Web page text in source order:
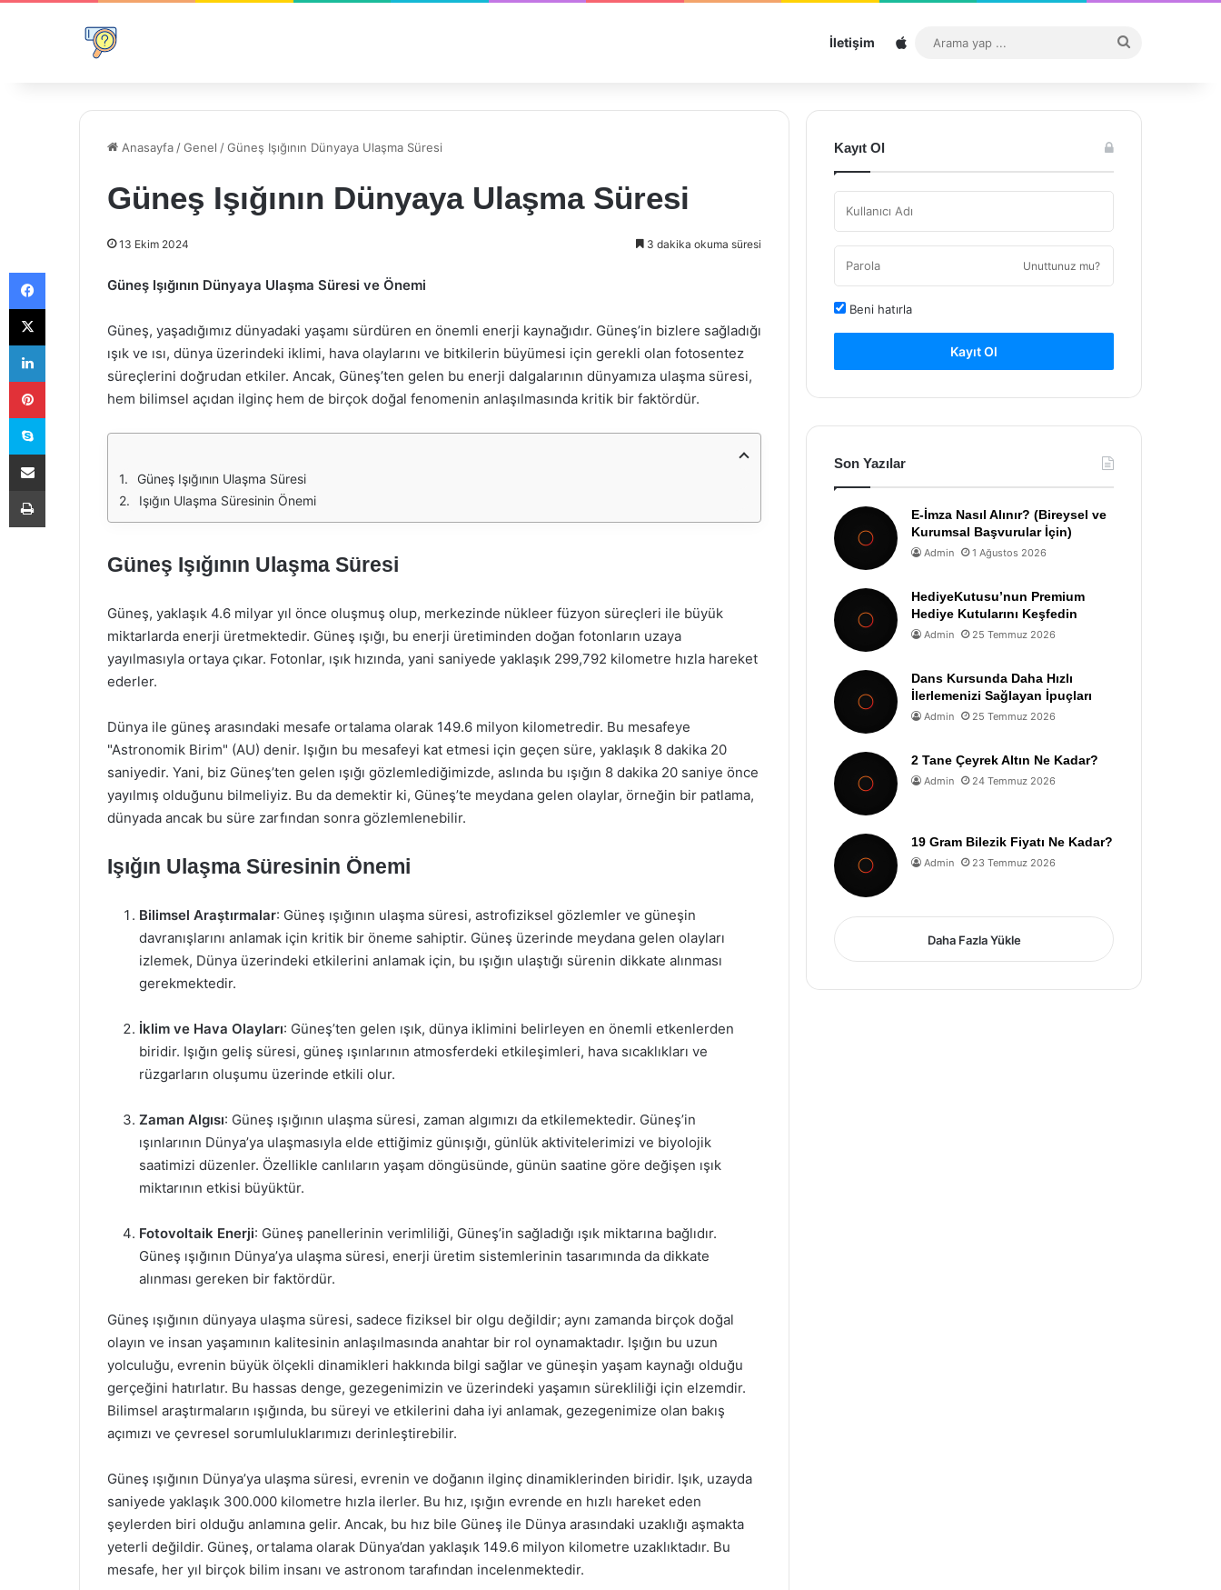
İletişim Sitemap
...
Anasayfa /Genel /Güneş Işığının Dünyaya Ulaşma Süresi
Güneş Işığının Dünyaya Ulaşma Süresi
13 Ekim 2024 3 dakika okuma süresi
Güneş Işığının Dünyaya Ulaşma Süresi ve Önemi
Güneş, yaşadığımız dünyadaki yaşamı sürdüren en önemli enerji kaynağıdır. Güneş’in bizlere sağladığı
ışık ve ısı, dünya üzerindeki iklimi, hava olaylarını ve bitkilerin büyümesi için gerekli olan fotosentez
süreçlerini doğrudan etkiler. Ancak, Güneş’ten gelen bu enerji dalgalarının dünyamıza ulaşma süresi,
hem bilimsel açıdan ilginç hem de birçok doğal fenomenin anlaşılmasında kritik bir faktördür.
Güneş Işığının Ulaşma Süresi
Işığın Ulaşma Süresinin Önemi
Güneş Işığının Ulaşma Süresi
Güneş, yaklaşık 4.6 milyar yıl önce oluşmuş olup, merkezinde nükleer füzyon süreçleri ile büyük
miktarlarda enerji üretmektedir. Güneş ışığı, bu enerji üretiminden doğan fotonların uzaya
yayılmasıyla ortaya çıkar. Fotonlar, ışık hızında, yani saniyede yaklaşık 299,792 kilometre hızla hareket
ederler.
Dünya ile güneş arasındaki mesafe ortalama olarak 149.6 milyon kilometredir. Bu mesafeye
"Astronomik Birim" (AU) denir. Işığın bu mesafeyi kat etmesi için geçen süre, yaklaşık 8 dakika 20
saniyedir. Yani, biz Güneş’ten gelen ışığı gözlemlediğimizde, aslında bu ışığın 8 dakika 20 saniye önce
yayılmış olduğunu bilmeliyiz. Bu da demektir ki, Güneş’te meydana gelen olaylar, örneğin bir patlama,
dünyada ancak bu süre zarfından sonra gözlemlenebilir.
Işığın Ulaşma Süresinin Önemi
Bilimsel Araştırmalar: Güneş ışığının ulaşma süresi, astrofiziksel gözlemler ve güneşin
davranışlarını anlamak için kritik bir öneme sahiptir. Güneş üzerinde meydana gelen olayları
izlemek, Dünya üzerindeki etkilerini anlamak için, bu ışığın ulaştığı sürenin dikkate alınması
gerekmektedir.
İklim ve Hava Olayları: Güneş’ten gelen ışık, dünya iklimini belirleyen en önemli etkenlerden
biridir. Işığın geliş süresi, güneş ışınlarının atmosferdeki etkileşimleri, hava sıcaklıkları ve
rüzgarların oluşumu üzerinde etkili olur.
Zaman Algısı: Güneş ışığının ulaşma süresi, zaman algımızı da etkilemektedir. Güneş’in
ışınlarının Dünya’ya ulaşmasıyla elde ettiğimiz günışığı, günlük aktivitelerimizi ve biyolojik
saatimizi düzenler. Özellikle canlıların yaşam döngüsünde, günün saatine göre değişen ışık
miktarının etkisi büyüktür.
Fotovoltaik Enerji: Güneş panellerinin verimliliği, Güneş’in sağladığı ışık miktarına bağlıdır.
Güneş ışığının Dünya’ya ulaşma süresi, enerji üretim sistemlerinin tasarımında da dikkate
alınması gereken bir faktördür.
Güneş ışığının dünyaya ulaşma süresi, sadece fiziksel bir olgu değildir; aynı zamanda birçok doğal
olayın ve insan yaşamının kalitesinin anlaşılmasında anahtar bir rol oynamaktadır. Işığın bu uzun
yolculuğu, evrenin büyük ölçekli dinamikleri hakkında bilgi sağlar ve güneşin yaşam kaynağı olduğu
gerçeğini hatırlatır. Bu hassas denge, gezegenimizin ve üzerindeki yaşamın sürekliliği için elzemdir.
Bilimsel araştırmaların ışığında, bu süreyi ve etkilerini daha iyi anlamak, gezegenimize olan bakış
açımızı ve çevresel sorumluluklarımızı derinleştirebilir.
Güneş ışığının Dünya’ya ulaşma süresi, evrenin ve doğanın ilginç dinamiklerinden biridir. Işık, uzayda
saniyede yaklaşık 300.000 kilometre hızla ilerler. Bu hız, ışığın evrende en hızlı hareket eden
şeylerden biri olduğu anlamına gelir. Ancak, bu hız bile Güneş ile Dünya arasındaki uzaklığı aşmakta
yeterli değildir. Güneş, ortalama olarak Dünya’dan yaklaşık 149.6 milyon kilometre uzaklıktadır. Bu
mesafe, her yıl birçok bilim insanı ve astronom tarafından incelenmektedir.
Kayıt Ol
Unuttunuz mu?
Beni hatırla
Kayıt Ol
Son Yazılar
E-İmza Nasıl Alınır? (Bireysel ve
Kurumsal Başvurular İçin)
Admin 1 Ağustos 2026
HediyeKutusu’nun Premium
Hediye Kutularını Keşfedin
Admin 25 Temmuz 2026
Dans Kursunda Daha Hızlı
İlerlemenizi Sağlayan İpuçları
Admin 25 Temmuz 2026
2 Tane Çeyrek Altın Ne Kadar?
Admin 24 Temmuz 2026
19 Gram Bilezik Fiyatı Ne Kadar?
Admin 23 Temmuz 2026
Daha Fazla Yükle
Facebook
X
LinkedIn
Pinterest
Skype
E-Posta ile paylaş